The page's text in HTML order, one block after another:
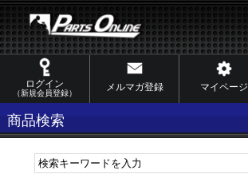
ログイン
（新規会員登録）
メルマガ登録 マイページ
商品検索